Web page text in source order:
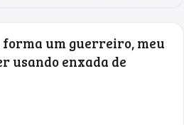
forma um guerreiro, meu
usando enxada de